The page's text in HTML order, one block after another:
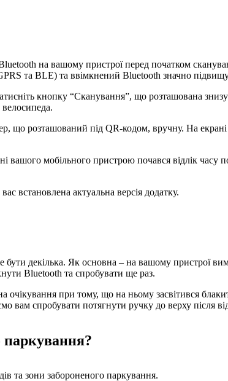
на вашому пристрої перед початком
та BLE) та ввімкнений Bluetooth значно
кнопку “Сканування”, що розташована
що розташований під QR-кодом, вручну. На екрані
мобільного пристрою почався відлік часу
встановлена актуальна версія додатку.
декілька. Як основна – на вашому пристрої
Bluetooth та спробувати ще раз.
при тому, що на ньому засвітився
вам спробувати потягнути ручку до верху після
паркування?
та зони забороненого паркування.